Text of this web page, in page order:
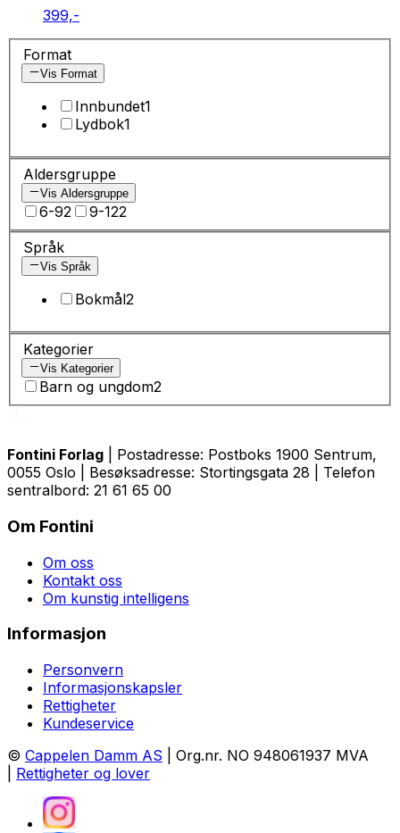
399,-
Format
Vis Format
Innbundet1
Lydbok1
Aldersgruppe
Vis Aldersgruppe
6-92 9-122
Språk
Vis Språk
Bokmål2
Kategorier
Vis Kategorier
Barn og ungdom2
Fontini Forlag | Postadresse: Postboks 1900 Sentrum,
0055 Oslo | Besøksadresse: Stortingsgata 28 | Telefon
sentralbord: 21 61 65 00
Om Fontini
Om oss
Kontakt oss
Om kunstig intelligens
Informasjon
Personvern
Informasjonskapsler
Rettigheter
Kundeservice
© Cappelen Damm AS | Org.nr. NO 948061937 MVA
Rettigheter og lover